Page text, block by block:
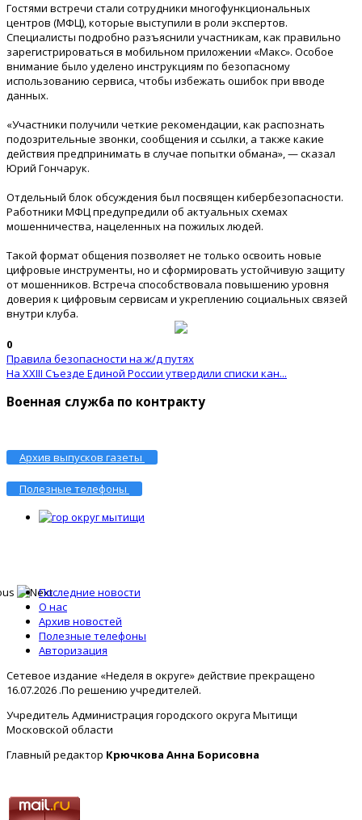
Гостями встречи стали сотрудники многофункциональных
центров (МФЦ), которые выступили в роли экспертов.
Специалисты подробно разъяснили участникам, как правильно
зарегистрироваться в мобильном приложении «Макс». Особое
внимание было уделено инструкциям по безопасному
использованию сервиса, чтобы избежать ошибок при вводе
данных.
«Участники получили четкие рекомендации, как распознать
подозрительные звонки, сообщения и ссылки, а также какие
действия предпринимать в случае попытки обмана», — сказал
Юрий Гончарук.
Отдельный блок обсуждения был посвящен кибербезопасности.
Работники МФЦ предупредили об актуальных схемах
мошенничества, нацеленных на пожилых людей.
Такой формат общения позволяет не только освоить новые
цифровые инструменты, но и сформировать устойчивую защиту
от мошенников. Встреча способствовала повышению уровня
доверия к цифровым сервисам и укреплению социальных связей
внутри клуба.
0
Правила безопасности на ж/д путях
На XXIII Съезде Единой России утвердили списки кан...
Военная служба по контракту
Архив выпусков газеты
Полезные телефоны
Последние новости
О нас
Архив новостей
Полезные телефоны
Авторизация
Сетевое издание «Неделя в округе» действие прекращено
16.07.2026 .По решению учредителей.
Учредитель Администрация городского округа Мытищи
Московской области
Главный редактор Крючкова Анна Борисовна